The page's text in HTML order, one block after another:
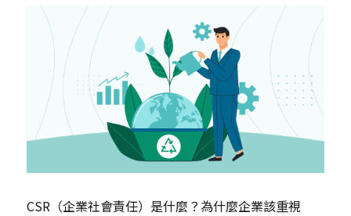
CSR（企業社會責任）是什麼？為什麼企業該重視